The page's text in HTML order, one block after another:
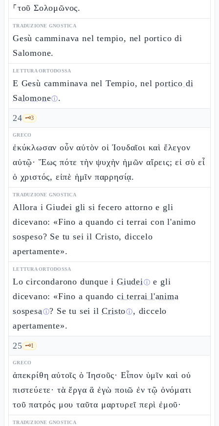
⸀τοῦ Σολομῶνος.
TRADUZIONE GNOSTICA
Gesù camminava nel tempio, nel portico di
Salomone.
LETTURA ORTODOSSA
E Gesù camminava nel Tempio, nelportico di
Salomoneⓘ.
24 🗝️3
GRECO
ἐκύκλωσαν οὖν αὐτὸν οἱ Ἰουδαῖοι καὶ ἔλεγον
αὐτῷ· Ἕως πότε τὴν ψυχὴν ἡμῶν αἴρεις; εἰ σὺ εἶ
ὁ χριστός, εἰπὲ ἡμῖν παρρησίᾳ.
TRADUZIONE GNOSTICA
Allora i Giudei gli si fecero attorno e gli
dicevano: «Fino a quando ci terrai con l'animo
sospeso? Se tu sei il Cristo, diccelo
apertamente».
LETTURA ORTODOSSA
Lo circondarono dunque iGiudeiⓘ e gli
dicevano: «Fino a quandoci terrai l'anima
sospesaⓘ? Se tu sei ilCristoⓘ, diccelo
apertamente».
25 🗝️1
GRECO
ἀπεκρίθη αὐτοῖς ὁ Ἰησοῦς· Εἶπον ὑμῖν καὶ οὐ
πιστεύετε· τὰ ἔργα ἃ ἐγὼ ποιῶ ἐν τῷ ὀνόματι
τοῦ πατρός μου ταῦτα μαρτυρεῖ περὶ ἐμοῦ·
TRADUZIONE GNOSTICA